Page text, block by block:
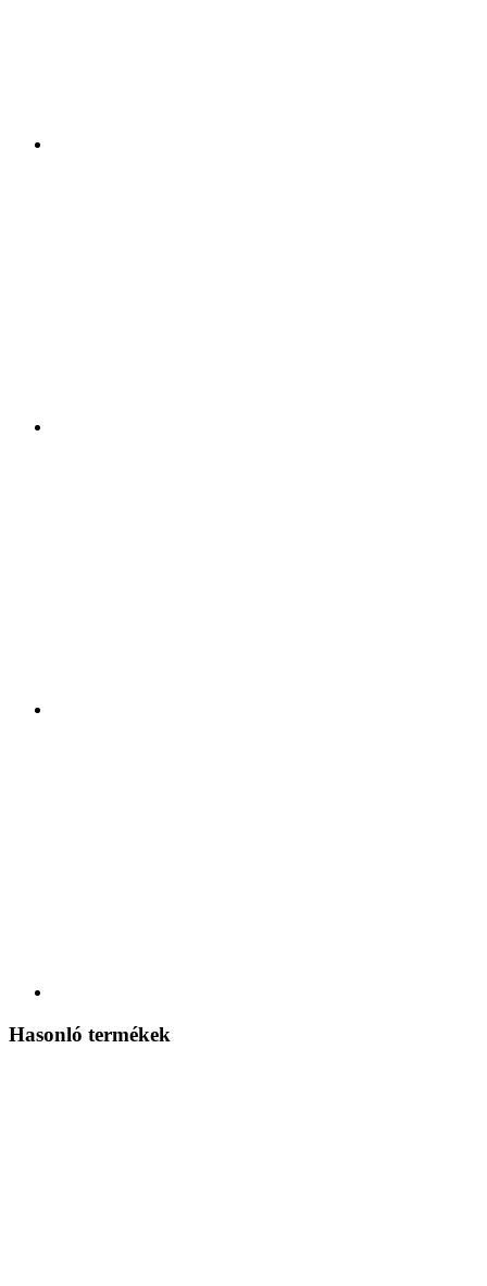
Hasonló termékek